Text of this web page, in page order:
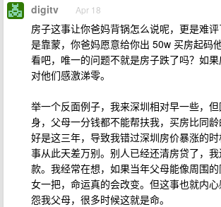
digitv Apr 18
房子这事让你爸妈背锅怎么说呢，更是难
是靠蒙，你爸妈愿意给你出 50w 买房起码
看吧，唯一的问题不就是房子跌了吗？如
对他们感激涕零。
举一个反面例子，我来深圳相对早一些，
身，父母一分钱都不能帮扶我，买房比同
好是这三年，导致我错过深圳房价暴涨的
事从此天差万别。别人已经还清房贷了，
款。我经常在想，如果当年父母能像周围
女一把，命运真的会改变。但这事也就内
怨我父母，很多时候这就是命。